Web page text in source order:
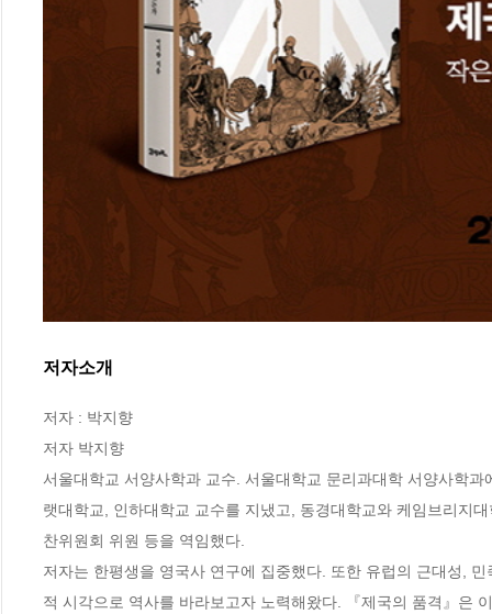
저자소개
저자 : 박지향
저자 박지향
서울대학교 서양사학과 교수. 서울대학교 문리과대학 서양사학
랫대학교, 인하대학교 교수를 지냈고, 동경대학교와 케임브리지
찬위원회 위원 등을 역임했다.
저자는 한평생을 영국사 연구에 집중했다. 또한 유럽의 근대성,
적 시각으로 역사를 바라보고자 노력해왔다. 『제국의 품격』은